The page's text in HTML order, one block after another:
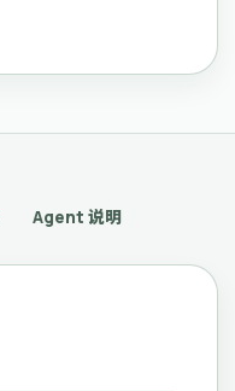
Agent 说明